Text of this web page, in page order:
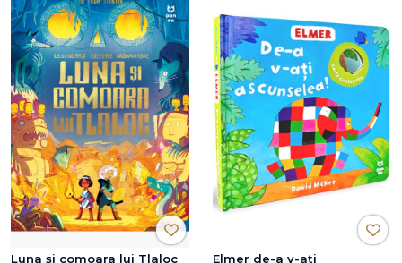
Luna și comoara lui Tlaloc
Elmer de-a v-ați